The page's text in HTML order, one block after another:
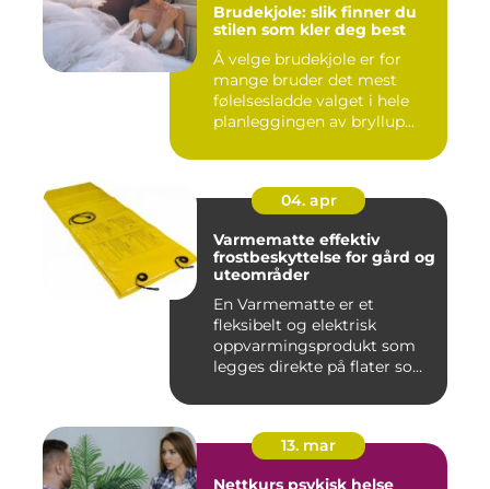
Brudekjole: slik finner du
stilen som kler deg best
Å velge brudekjole er for
mange bruder det mest
følelsesladde valget i hele
planleggingen av bryllup...
04. apr
Varmematte effektiv
frostbeskyttelse for gård og
uteområder
En Varmematte er et
fleksibelt og elektrisk
oppvarmingsprodukt som
legges direkte på flater som
13. mar
Nettkurs psykisk helse